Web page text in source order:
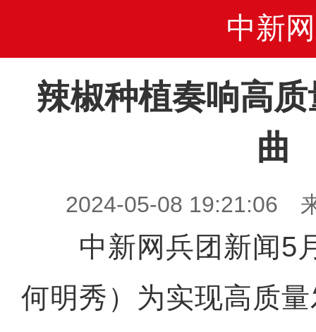
中新网
辣椒种植奏响高
曲
2024-05-08 19:21:06
中新网兵团新闻5
何明秀）为实现高质